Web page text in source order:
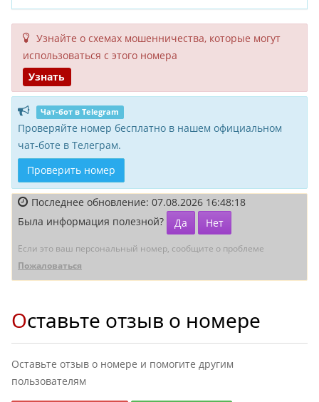
Узнайте о схемах мошенни­чества, кото­рые могут
исполь­зоваться с этого номера
Узнать
Чат-бот в Telegram
Проверяйте номер бесплатно в нашем официальном
чат-боте в Телеграм.
Проверить номер
Последнее обновление: 07.08.2026 16:48:18
Была информация полезной?
Да Нет
Если это ваш персональный номер, сообщите о проблеме
Пожаловаться
Оставьте отзыв о номере
Оставьте отзыв о номере и помогите другим
пользователям